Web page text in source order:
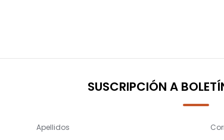
SUSCRIPCIÓN A
Apellidos